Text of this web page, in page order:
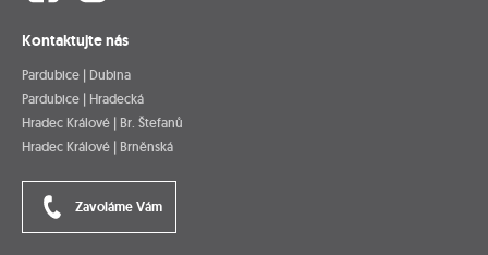
Kontaktujte nás
Pardubice | Dubina
Pardubice | Hradecká
Hradec Králové | Br. Štefanů
Hradec Králové | Brněnská
Zavoláme Vám